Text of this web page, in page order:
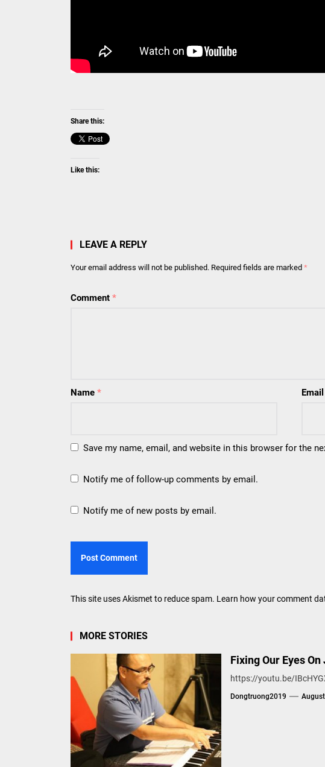
Share this:
Like this:
LEAVE A REPLY
Your email address will not be published. Required fields are marked *
Comment *
Name *
Save my name, email, and website in this browser for the
Notify me of follow-up comments by email.
Notify me of new posts by email.
This site uses Akismet to reduce spam. Learn how your comment
MORE STORIES
Fixing Our Eyes
https://youtu.be/
Dongtruong2019